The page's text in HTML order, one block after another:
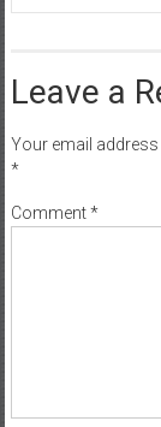
Leave a
Your email address
*
Comment*